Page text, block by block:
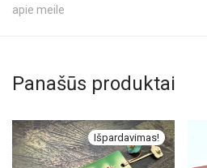
apie meile
Panašūs produktai
Išpardavimas!